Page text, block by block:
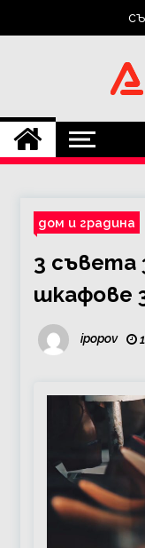
дом и градина
3 съвета
шкафове
ipopov